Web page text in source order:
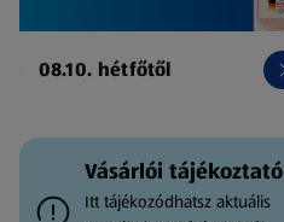
08.10. hétfőtől
Vásárlói tájékoztató
Itt tájékozódhatsz aktuális